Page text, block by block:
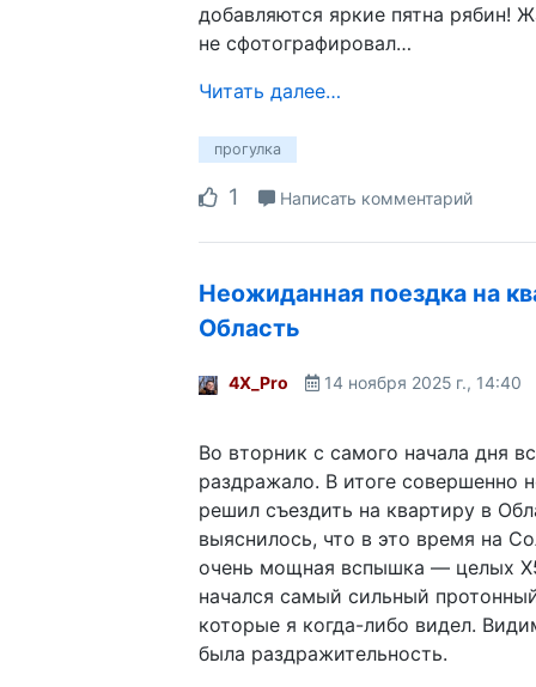
добавляются яркие пятна рябин!
не сфотографировал…
Читать далее…
прогулка
1 Написать комментарий
Неожиданная поездка на
Область
4X_Pro 14 ноября 2025 г., 14:40
Во вторник с самого начала дня
раздражало. В итоге совершенно
решил съездить на квартиру в
выяснилось, что в это время на
очень мощная вспышка — целых
начался самый сильный
которые я когда-либо видел.
была раздражительность.